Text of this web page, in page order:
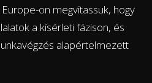
on megvitassuk, hogy
a kísérleti fázison, és
alapértelmezett